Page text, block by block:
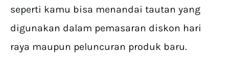
seperti kamu bisa menandai tautan yang
digunakan dalam pemasaran diskon hari
raya maupun peluncuran produk baru.